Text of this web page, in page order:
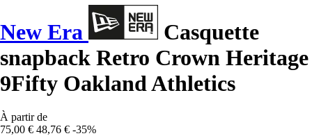
New Era
Casquette
snapback Retro Crown Heritage
9Fifty Oakland Athletics
À partir de
75,00 € 48,76 € -35%